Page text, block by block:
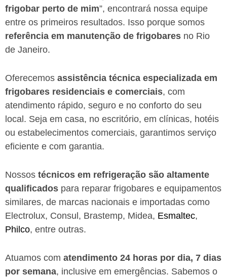
frigobar perto de mim”, encontrará nossa equipe
entre os primeiros resultados. Isso porque somos
referência em manutenção de frigobares no Rio
de Janeiro.
Oferecemos assistência técnica especializada em
frigobares residenciais e comerciais, com
atendimento rápido, seguro e no conforto do seu
local. Seja em casa, no escritório, em clínicas, hotéis
ou estabelecimentos comerciais, garantimos serviço
eficiente e com garantia.
Nossos técnicos em refrigeração são altamente
qualificados para reparar frigobares e equipamentos
similares, de marcas nacionais e importadas como
Electrolux, Consul, Brastemp, Midea, Esmaltec,
Philco, entre outras.
Atuamos com atendimento 24 horas por dia, 7 dias
por semana, inclusive em emergências. Sabemos o